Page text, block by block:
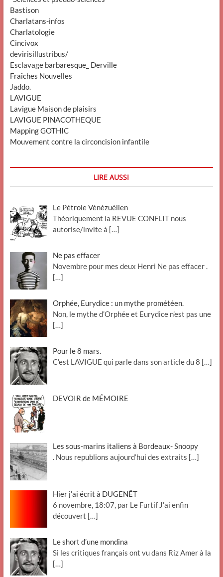
Bastison
Charlatans-infos
Charlatologie
Cincivox
devirisillustribus/
Esclavage barbaresque_ Derville
Fraîches Nouvelles
Jaddo.
LAVIGUE
Lavigue Maison de plaisirs
LAVIGUE PINACOTHEQUE
Mapping GOTHIC
Mouvement contre la circoncision infantile
LIRE AUSSI
Le Pétrole Vénézuélien
Théoriquement la REVUE CONFLIT nous
autorise/invite à […]
Ne pas effacer
Novembre pour mes deux Henri Ne pas effacer .
[…]
Orphée, Eurydice : un mythe prométéen.
Non, le mythe d’Orphée et Eurydice n’est pas une
[…]
Pour le 8 mars.
C’est LAVIGUE qui parle dans son article du 8 […]
DEVOIR de MÉMOIRE
Les sous-marins italiens à Bordeaux- Snoopy
. Nous republions aujourd’hui des extraits […]
Hier j’ai écrit à DUGENÊT
6 novembre, 18:07, par Le Furtif J’ai enfin
découvert […]
Le short d’une mondina
Si les critiques français ont vu dans Riz Amer à la
[…]